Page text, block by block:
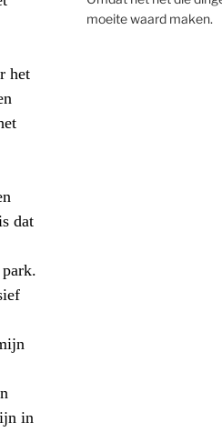
het
dat
in
moeite waard maken.